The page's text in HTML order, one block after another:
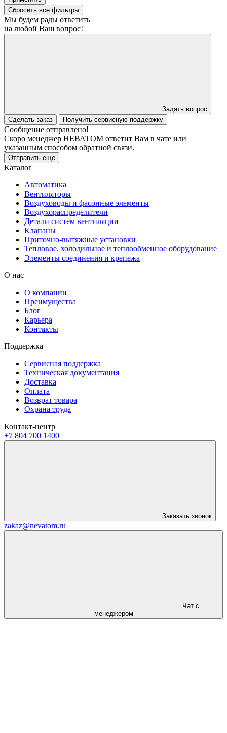
Сбросить все фильтры
Мы будем рады ответить
на любой Ваш вопрос!
Задать вопрос
Сделать заказ
Получить сервисную поддержку
Сообщение отправлено!
Скоро менеджер НЕВАТОМ ответит Вам в чате или
указанным способом обратной связи.
Отправить еще
Каталог
Автоматика
Вентиляторы
Воздуховоды и фасонные элементы
Воздухораспределители
Детали систем вентиляции
Клапаны
Приточно-вытяжные установки
Тепловое, холодильное и теплообменное оборудование
Элементы соединения и крепежа
О нас
О компании
Преимущества
Блог
Карьера
Контакты
Поддержка
Сервисная поддержка
Техническая документация
Доставка
Оплата
Возврат товара
Охрана труда
Контакт-центр
+7 804 700 1400
Заказать звонок
zakaz@nevatom.ru
Чат с
менеджером